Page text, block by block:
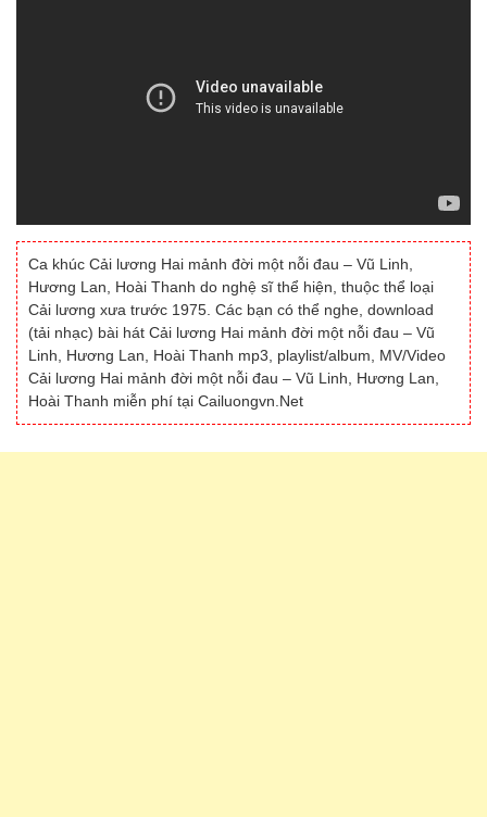
Ca khúc Cải lương Hai mảnh đời một nỗi đau – Vũ Linh,
Hương Lan, Hoài Thanh do nghệ sĩ thể hiện, thuộc thể loại
Cải lương xưa trước 1975. Các bạn có thể nghe, download
(tải nhạc) bài hát Cải lương Hai mảnh đời một nỗi đau – Vũ
Linh, Hương Lan, Hoài Thanh mp3, playlist/album, MV/Video
Cải lương Hai mảnh đời một nỗi đau – Vũ Linh, Hương Lan,
Hoài Thanh miễn phí tại Cailuongvn.Net